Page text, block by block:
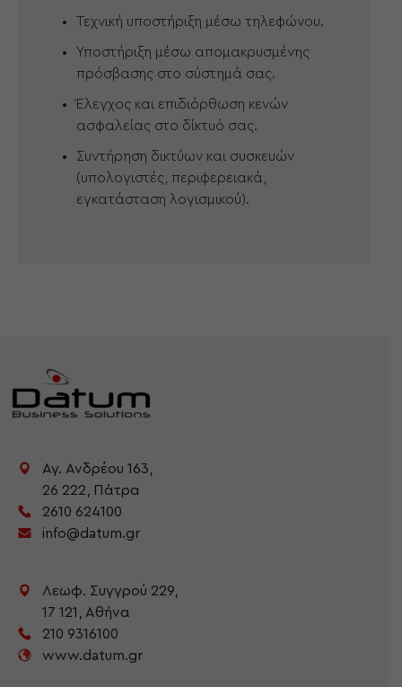
Τεχνική υποστήριξη μέσω τηλεφώνου.
Υποστήριξη μέσω απομακρυσμένης
πρόσβασης στο σύστημά σας.
Έλεγχος και επιδιόρθωση κενών
ασφαλείας στο δίκτυό σας.
Συντήρηση δικτύων και συσκευών
(υπολογιστές, περιφερειακά,
εγκατάσταση λογισμικού).
Αγ. Ανδρέου 163,
26 222, Πάτρα
2610 624100
info@datum.gr
Λεωφ. Συγγρού 229,
17 121, Αθήνα
210 9316100
www.datum.gr